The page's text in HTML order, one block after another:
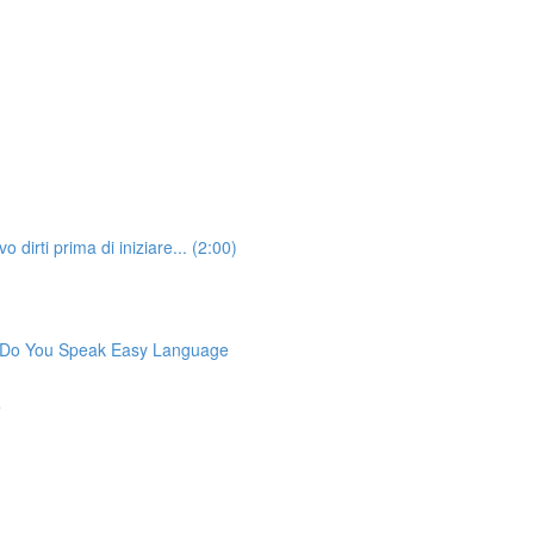
dirti prima di iniziare... (2:00)
You Speak Easy Language